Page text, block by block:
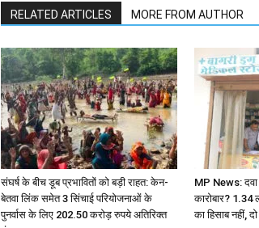
RELATED ARTICLES MORE FROM AUTHOR
संघर्ष के बीच डूब प्रभावितों को बड़ी राहत: केन-
बेतवा लिंक समेत 3 सिंचाई परियोजनाओं के
पुनर्वास के लिए 202.50 करोड़ रुपये अतिरिक्त
MP News:
कारोबार?
का हिसाब नहीं,